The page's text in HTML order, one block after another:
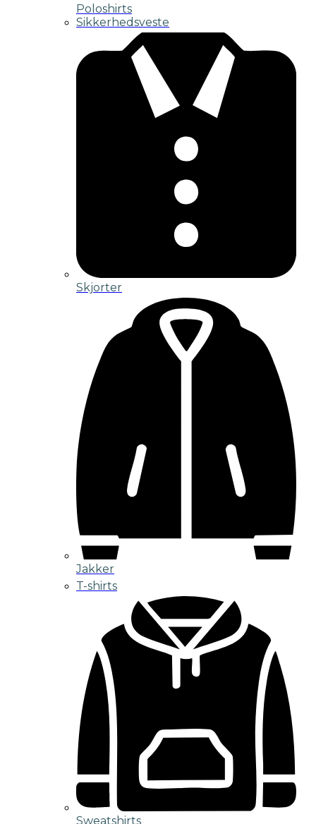
Poloshirts
Sikkerhedsveste
Skjorter
Jakker
T-shirts
Sweatshirts